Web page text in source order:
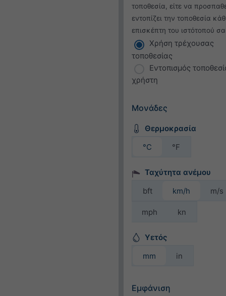
τοποθεσία, είτε να
εντοπίζει την τοποθεσία
επισκέπτη του ιστότοπού
Χρήση τρέχουσας
τοποθεσίας
Εντοπισμός
χρήστη
Μονάδες
Θερμοκρασία
°C
°F
Ταχύτητα ανέμου
bft
km/h m/s
mph kn
Υετός
mm
in
Εμφάνιση